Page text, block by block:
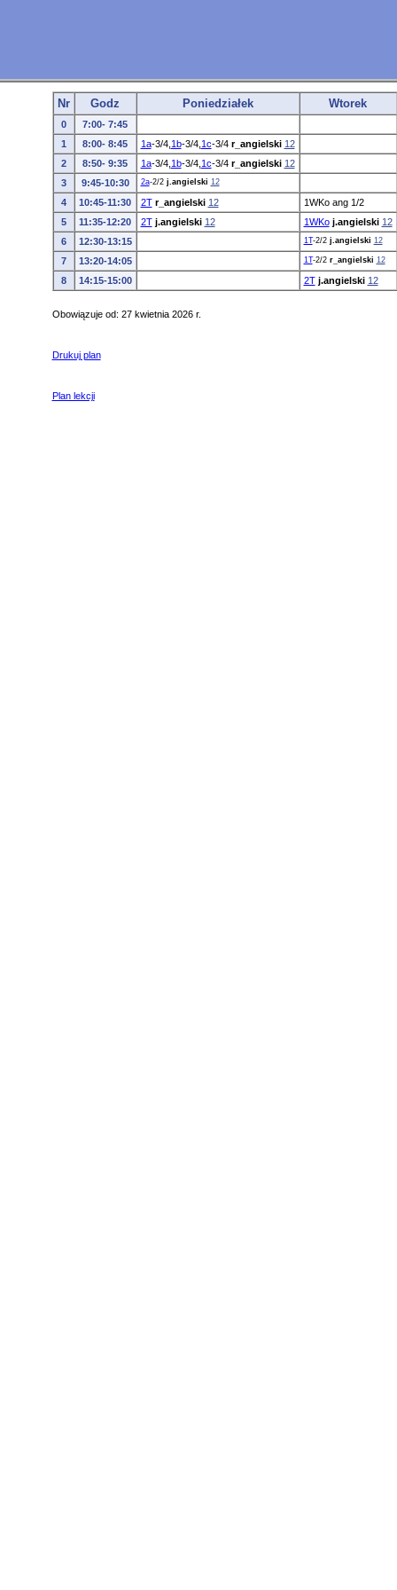
Nr Godz Poniedziałek Wtorek
0
7:00- 7:45
1
8:00- 8:45 1a-3/4, 1b-3/4, 1c-3/4 r_angielski 12
2
8:50- 9:35 1a-3/4, 1b-3/4, 1c-3/4 r_angielski 12
3
9:45-10:30 2a-2/2 j.angielski 12
4 10:45-11:30 2T r_angielski 12
1WKo ang 1/2
5
11:35-12:20 2T j.angielski 12 1WKo j.angielski 12
6
12:30-13:15 1T-2/2 j.angielski 12
7 13:20-14:05 1T-2/2 r_angielski 12
8 14:15-15:00 2T j.angielski 12
Obowiązuje od: 27 kwietnia 2026 r.
Drukuj plan
Plan lekcji